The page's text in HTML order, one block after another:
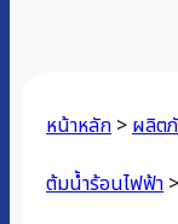
หน้าหลัก >ผลิต
ต้มน้ำร้อนไฟฟ้า >